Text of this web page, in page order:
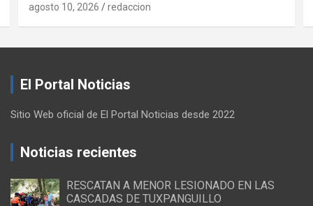
agosto 10, 2026 redaccion
El Portal Noticias
Sitio Web oficial de El Portal Noticias desde 2022
Noticias recientes
RESCATAN A MENOR LESIONADO EN LAS
CASCADAS DE TUXPANGUILLO